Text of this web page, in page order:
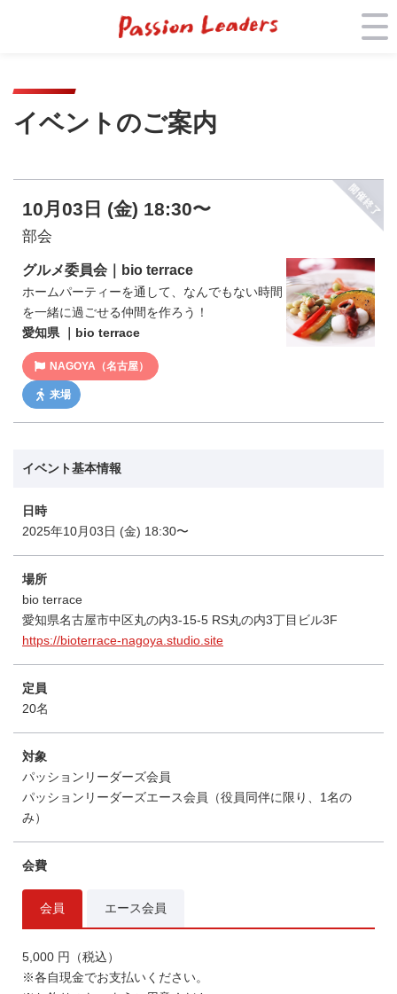
イベントのご案内
10月03日 (金) 18:30〜
部会
グルメ委員会｜bio terrace
ホームパーティーを通して、なんでもない時間
を一緒に過ごせる仲間を作ろう！
愛知県 ｜bio terrace
NAGOYA（名古屋）
来場
イベント基本情報
日時
2025年10月03日 (金) 18:30〜
場所
bio terrace
愛知県名古屋市中区丸の内3-15-5 RS丸の内3丁目ビル3F
https://bioterrace-nagoya.studio.site
定員
20名
対象
パッションリーダーズ会員
パッションリーダーズエース会員（役員同伴に限り、1名の
み）
会費
会員 エース会員
5,000 円（税込）
※各自現金でお支払いください。